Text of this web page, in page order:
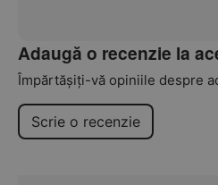
Adaugă o recenzie la
Împărtășiți-vă opiniile despre
Scrie o recenzie